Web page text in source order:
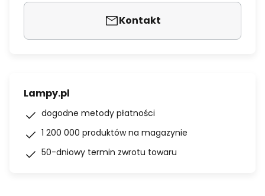
Kontakt
Lampy.pl
dogodne metody płatności
1 200 000 produktów na magazynie
50-dniowy termin zwrotu towaru